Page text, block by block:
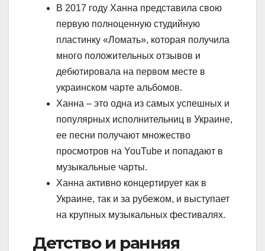
В 2017 году Ханна представила свою
первую полноценную студийную
пластинку «Ломать», которая получила
много положительных отзывов и
дебютировала на первом месте в
украинском чарте альбомов.
Ханна – это одна из самых успешных и
популярных исполнительниц в Украине,
ее песни получают множество
просмотров на YouTube и попадают в
музыкальные чарты.
Ханна активно концертирует как в
Украине, так и за рубежом, и выступает
на крупных музыкальных фестивалях.
Детство и ранняя